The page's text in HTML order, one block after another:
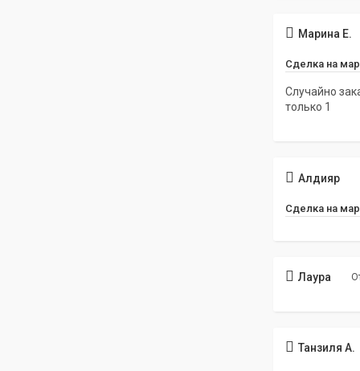
Марина Е.
Сделка на
Случайно
только 1
Алдияр
Сделка на
Лаура
Танзиля А.